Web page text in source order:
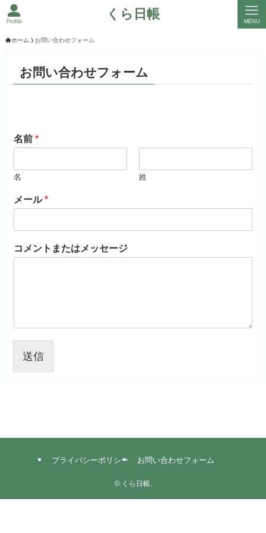
くら日帳
Profile MENU
ホーム お問い合わせフォーム
お問い合わせフォーム
名前*
名 姓
メール*
コメントまたはメッセージ
送信
プライバシーポリシー お問い合わせフォーム
©くら日帳.